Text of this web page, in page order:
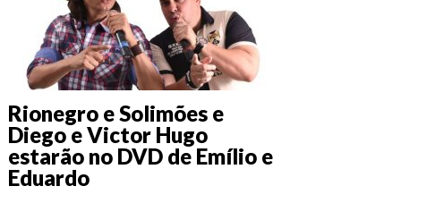
Rionegro e Solimões e
Diego e Victor Hugo
estarão no DVD de Emílio e
Eduardo